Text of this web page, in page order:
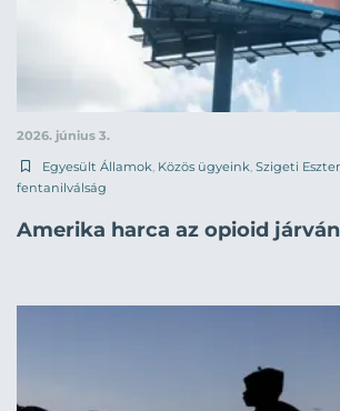
2026. június 3.
Egyesült Államok, Közös ügyeink, Szigeti
fentanilválság
Amerika harca az opioid